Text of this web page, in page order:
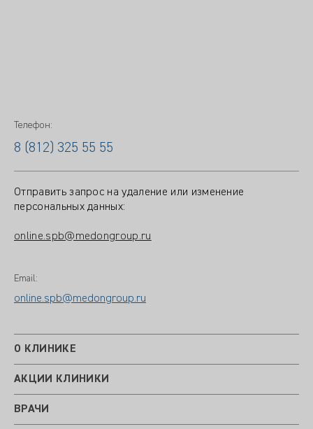
Телефон:
8 (812) 325 55 55
Отправить запрос на удаление или изменение
персональных данных:
online.spb@medongroup.ru
Email:
online.spb@medongroup.ru
О КЛИНИКЕ
АКЦИИ КЛИНИКИ
ВРАЧИ